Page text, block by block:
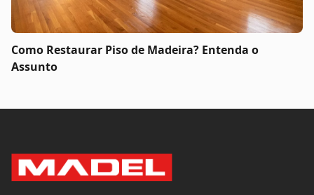
Como Restaurar Piso de Madeira? Entenda o
Assunto